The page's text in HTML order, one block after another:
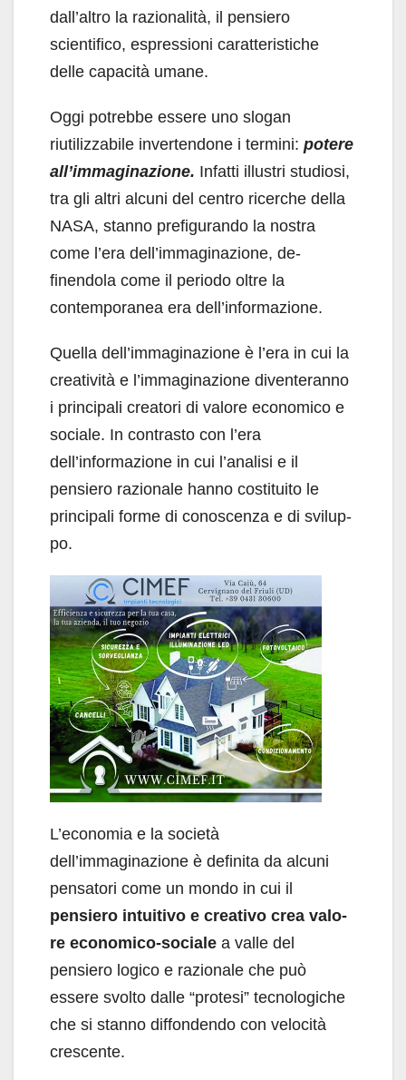
dall’altro la razionalità, il pen­siero
scientifico, espressioni caratteristiche
delle capacità umane.
Oggi potrebbe essere uno slogan
riutilizzabi­le invertendone i termini: potere
all’immagina­zione. Infatti illustri studiosi,
tra gli altri alcuni del centro ricerche della
NASA, stanno prefiguran­do la nostra
come l’era dell’immaginazione, de­
finendola come il periodo oltre la
contemporanea era dell’informazione.
Quella dell’immaginazione è l’era in cui la
creatività e l’immaginazione diventeranno
i principali creatori di valore economico e
socia­le. In contrasto con l’era
dell’informazione in cui l’analisi e il
pensiero razionale hanno costitui­to le
principali forme di conoscenza e di svilup­
po.
L’economia e la società
dell’immaginazione è definita da alcuni
pensatori come un mondo in cui il
pensiero intuitivo e creativo crea valo­
re economico-sociale a valle del
pensiero logi­co e razionale che può
essere svolto dalle “pro­tesi” tecnologiche
che si stanno diffondendo con velocità
crescente.